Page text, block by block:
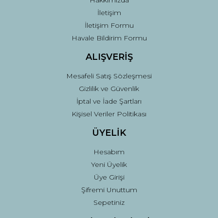
İletişim
İletişim Formu
Havale Bildirim Formu
ALIŞVERİŞ
Mesafeli Satış Sözleşmesi
Gizlilik ve Güvenlik
İptal ve İade Şartları
Kişisel Veriler Politikası
ÜYELİK
Hesabım
Yeni Üyelik
Üye Girişi
Şifremi Unuttum
Sepetiniz